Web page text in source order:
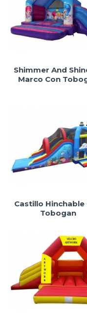
Shimmer And
Marco Con
Castillo Hinchable
Tobogan